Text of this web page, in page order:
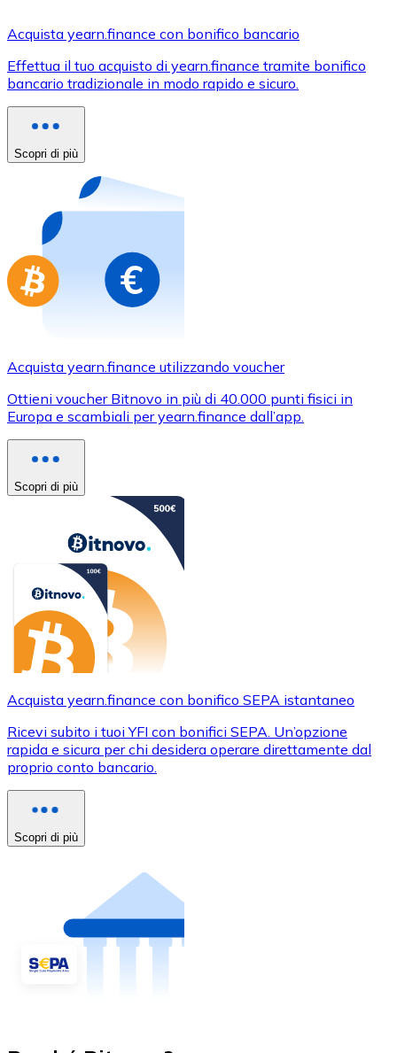
Carta di credito / debito
Usa le carte Visa e Mastercard per acquistare
Acquista con carta
Negozio - Carte regalo
Nuovo
Acquista gift card dei tuoi marchi preferiti con
Vai al negozio di carte regalo
Acquista yearn.finance con bonifico bancario
Effettua il tuo acquisto di yearn.finance tramite bonifico
bancario tradizionale in modo rapido e sicuro.
Scopri di più
Acquista yearn.finance utilizzando voucher
Ottieni voucher Bitnovo in più di 40.000 punti fisici in
Europa e scambiali per yearn.finance dall’app.
Scopri di più
Acquista yearn.finance con bonifico SEPA istantaneo
Ricevi subito i tuoi YFI con bonifici SEPA. Un’opzione
rapida e sicura per chi desidera operare direttamente dal
proprio conto bancario.
Scopri di più